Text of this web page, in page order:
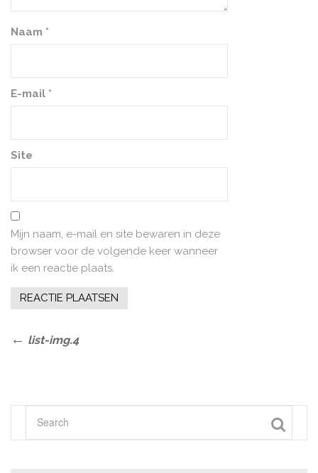
Naam *
E-mail *
Site
Mijn naam, e-mail en site bewaren in deze
browser voor de volgende keer wanneer
ik een reactie plaats.
Bericht
Previous
list-img.4